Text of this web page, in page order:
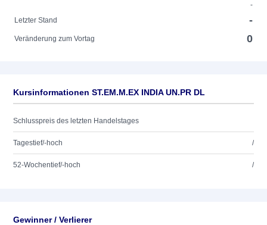
-
Letzter Stand
-
Veränderung zum Vortag 0
Kursinformationen ST.EM.M.EX INDIA UN.PR DL
Schlusspreis des letzten Handelstages
Tagestief/-hoch /
52-Wochentief/-hoch /
Gewinner / Verlierer